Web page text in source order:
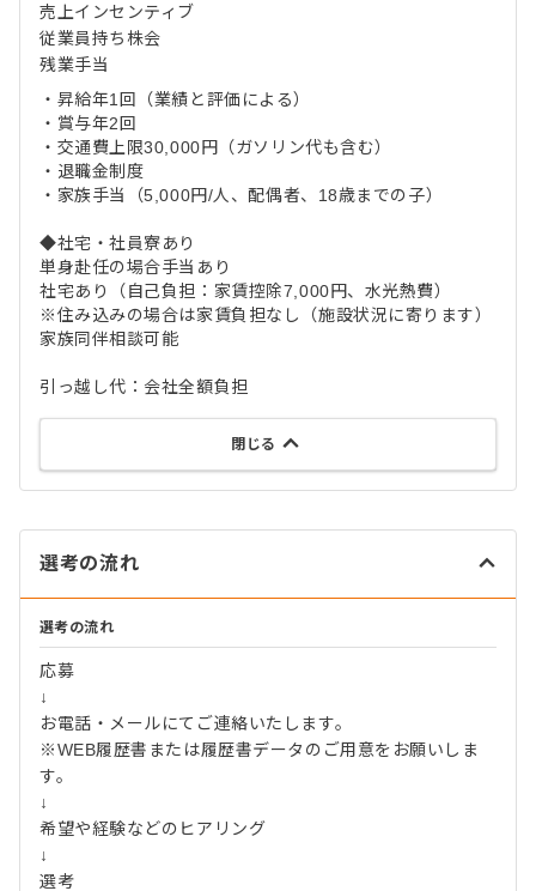
売上インセンティブ
従業員持ち株会
残業手当
・昇給年1回（業績と評価による）
・賞与年2回
・交通費上限30,000円（ガソリン代も含む）
・退職金制度
・家族手当（5,000円/人、配偶者、18歳までの子）
◆社宅・社員寮あり
単身赴任の場合手当あり
社宅あり（自己負担：家賃控除7,000円、水光熱費）
※住み込みの場合は家賃負担なし（施設状況に寄ります）
家族同伴相談可能
引っ越し代：会社全額負担
閉じる
選考の流れ
選考の流れ
応募
↓
お電話・メールにてご連絡いたします。
※WEB履歴書または履歴書データのご用意をお願いしま
す。
↓
希望や経験などのヒアリング
↓
選考